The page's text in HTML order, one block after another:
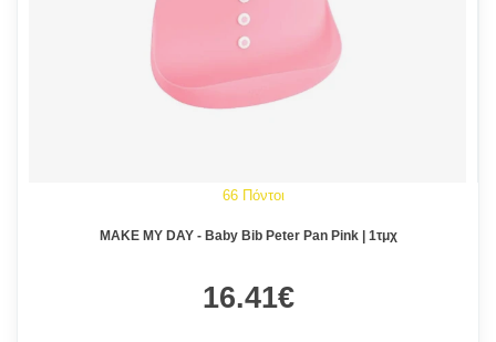
66 Πόντοι
MAKE MY DAY - Baby Bib Peter Pan Pink | 1τμχ
16.41€